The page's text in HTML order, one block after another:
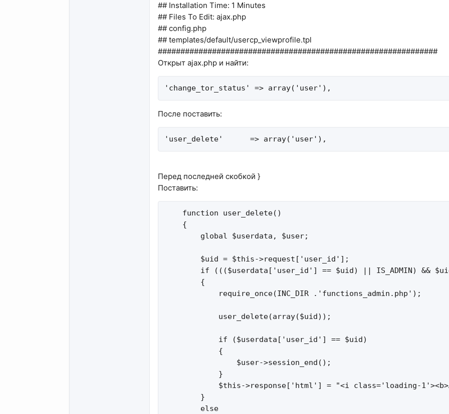
## Installation Time: 1 Minutes
## Files To Edit: ajax.php
## config.php
## templates/default/usercp_viewprofile.tpl
##############################################################
Открыт ajax.php и найти:
'change_tor_status' => array('user'),
После поставить:
'user_delete'      => array('user'),
Перед последней скобкой }
Поставить:
    function user_delete()
    {
        global $userdata, $user;
        $uid = $this->request['user_id'];
if ((($userdata['user_id'] == $uid) || IS_ADMIN) &&
        {
            require_once(INC_DIR .'functions_admin.php');
            user_delete(array($uid));
            if ($userdata['user_id'] == $uid)
            {
                $user->session_end();
            }
$this->response['html'] = "<i class='loading-
        }
        else